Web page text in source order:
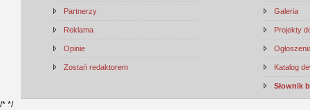
Partnerzy
Reklama
Opinie
Zostań redaktorem
Galeria
Projekty
Katalog
Słownik
/* */